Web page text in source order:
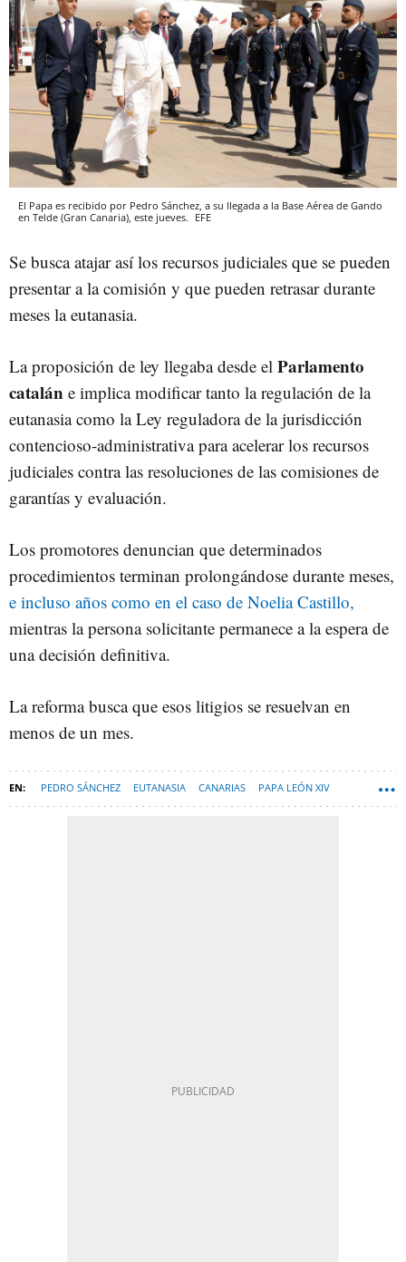
El Papa es recibido por Pedro Sánchez, a su llegada a la Base Aérea de Gando
en Telde (Gran Canaria), este jueves. EFE
Se busca atajar así los recursos judiciales que se pueden
presentar a la comisión y que pueden retrasar durante
meses la eutanasia.
La proposición de ley llegaba desde el Parlamento
catalán e implica modificar tanto la regulación de la
eutanasia como la Ley reguladora de la jurisdicción
contencioso-administrativa para acelerar los recursos
judiciales contra las resoluciones de las comisiones de
garantías y evaluación.
Los promotores denuncian que determinados
procedimientos terminan prolongándose durante meses,
e incluso años como en el caso de Noelia Castillo,
mientras la persona solicitante permanece a la espera de
una decisión definitiva.
La reforma busca que esos litigios se resuelvan en
menos de un mes.
PEDRO SÁNCHEZ EUTANASIA CANARIAS PAPA LEÓN XIV